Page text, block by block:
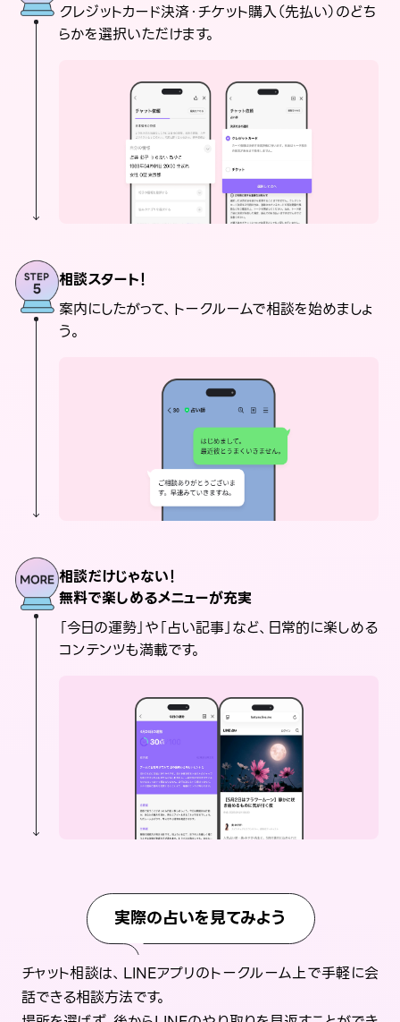
クレジットカード決済・チケット購入（先払い）のどち
らかを選択いただけます。
相談スタート！
案内にしたがって、トークルームで相談を始めましょ
う。
相談だけじゃない！
無料で楽しめるメニューが充実
「今日の運勢」や「占い記事」など、日常的に楽しめる
コンテンツも満載です。
実際の占いを見てみよう
チャット相談は、LINEアプリのトークルーム上で手軽に会
話できる相談方法です。